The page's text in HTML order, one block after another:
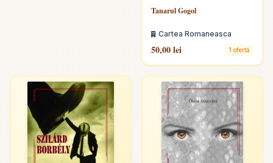
Tanarul Gogol
Cartea Romaneasca
50,00 lei 1 ofertă